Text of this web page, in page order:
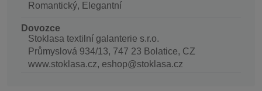
Romantický, Elegantní
Dovozce
Stoklasa textilní galanterie s.r.o.
Průmyslová 934/13, 747 23 Bolatice, CZ
www.stoklasa.cz, eshop@stoklasa.cz